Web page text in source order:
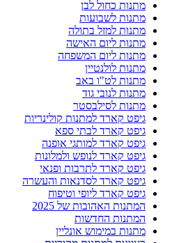
מתנות כחול לבן
מתנות לשבועות
מתנות למזל בתולה
מתנות ליום האישה
מתנות ליום המשפחה
מתנות לולנטיין
מתנות לט"ו באב
מתנות לנובי גוד
מתנות לסילבסטר
גיפט קארד למתנות קולינריות
גיפט קארד לבתי ספא
גיפט קארד למותגי אופנה
גיפט קארד לנופש ולמלונות
גיפט קארד לתרבות ופנאי
גיפט קארד לסדנאות והעשרה
גיפט קארד ליופי וטיפוח
המתנות האהובות של 2025
המתנות החדשות
מתנות במימוש אונליין